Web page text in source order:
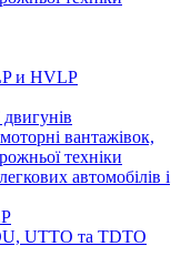
и HVLP
вантажівок,
техніки
автомобілів і
UTTO та TDTO